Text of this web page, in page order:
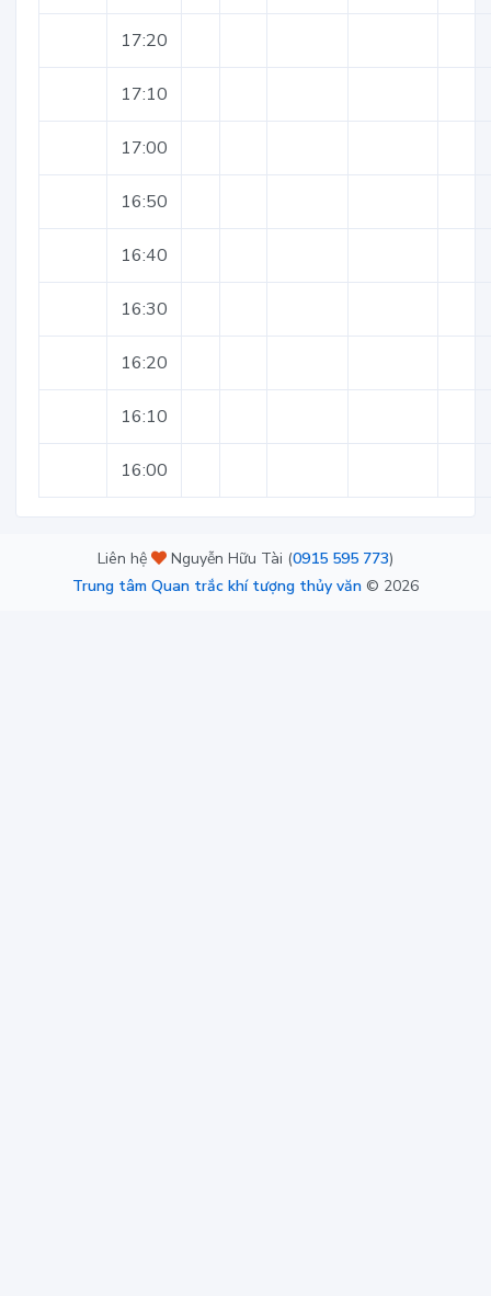
17:20
17:10
17:00
16:50
16:40
16:30
16:20
16:10
16:00
Liên hệ Nguyễn Hữu Tài (0915 595 773)
Trung tâm Quan trắc khí tượng thủy văn © 2026